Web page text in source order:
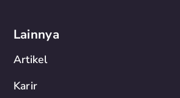
Lainnya
Artikel
Karir